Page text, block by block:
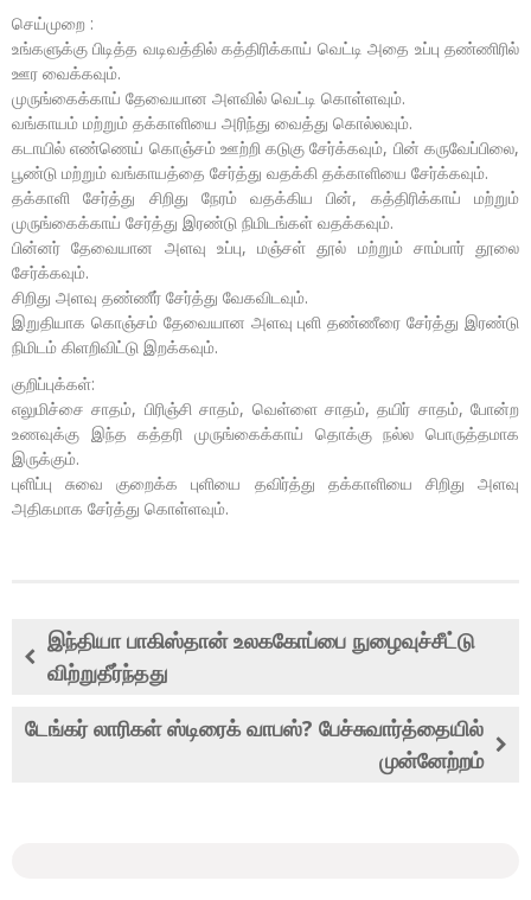
செய்முறை :
உங்களுக்கு பிடித்த வடிவத்தில் கத்திரிக்காய் வெட்டி அதை உப்பு தண்ணிரில்
ஊர வைக்கவும்.
முருங்கைக்காய் தேவையான அளவில் வெட்டி கொள்ளவும்.
வங்காயம் மற்றும் தக்காளியை அரிந்து வைத்து கொல்லவும்.
கடாயில் எண்ணெய் கொஞ்சம் ஊற்றி கடுகு சேர்க்கவும், பின் கருவேப்பிலை,
பூண்டு மற்றும் வங்காயத்தை சேர்த்து வதக்கி தக்காளியை சேர்க்கவும்.
தக்காளி சேர்த்து சிறிது நேரம் வதக்கிய பின், கத்திரிக்காய் மற்றும்
முருங்கைக்காய் சேர்த்து இரண்டு நிமிடங்கள் வதக்கவும்.
பின்னர் தேவையான அளவு உப்பு, மஞ்சள் தூல் மற்றும் சாம்பார் தூலை
சேர்க்கவும்.
சிறிது அளவு தண்ணீர் சேர்த்து வேகவிடவும்.
இறுதியாக கொஞ்சம் தேவையான அளவு புளி தண்ணீரை சேர்த்து இரண்டு
நிமிடம் கிளறிவிட்டு இறக்கவும்.
குறிப்புக்கள்:
எலுமிச்சை சாதம், பிரிஞ்சி சாதம், வெள்ளை சாதம், தயிர் சாதம், போன்ற
உணவுக்கு இந்த கத்தரி முருங்கைக்காய் தொக்கு நல்ல பொருத்தமாக
இருக்கும்.
புளிப்பு சுவை குறைக்க புளியை தவிர்த்து தக்காளியை சிறிது அளவு
அதிகமாக சேர்த்து கொள்ளவும்.
இந்தியா பாகிஸ்தான் உலககோப்பை நுழைவுச்சீட்டு
விற்றுதீர்ந்தது
டேங்கர் லாரிகள் ஸ்டிரைக் வாபஸ்? பேச்சுவார்த்தையில்
முன்னேற்றம்